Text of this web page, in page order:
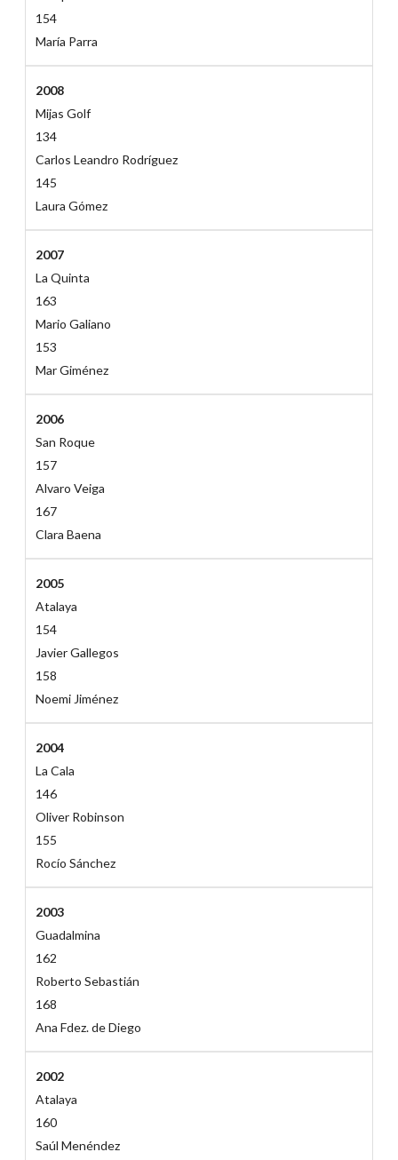
154
María Parra
2008
Mijas Golf
134
Carlos Leandro Rodríguez
145
Laura Gómez
2007
La Quinta
163
Mario Galiano
153
Mar Giménez
2006
San Roque
157
Alvaro Veiga
167
Clara Baena
2005
Atalaya
154
Javier Gallegos
158
Noemi Jiménez
2004
La Cala
146
Oliver Robinson
155
Rocío Sánchez
2003
Guadalmina
162
Roberto Sebastián
168
Ana Fdez. de Diego
2002
Atalaya
160
Saúl Menéndez